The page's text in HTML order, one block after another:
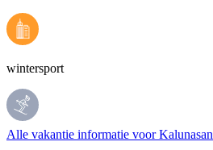
wintersport
Alle vakantie informatie voor Kalunasan